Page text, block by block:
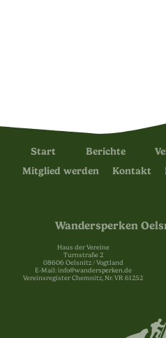
Start Berichte
Mitglied werden
Kontakt
Wandersperken
Haus der Vereine
Turnstraße 2
08606 Oelsnitz / Vogtland
E-Mail: info@wandersperken.de
Vereinsregister Chemnitz, Nr. VR 61252